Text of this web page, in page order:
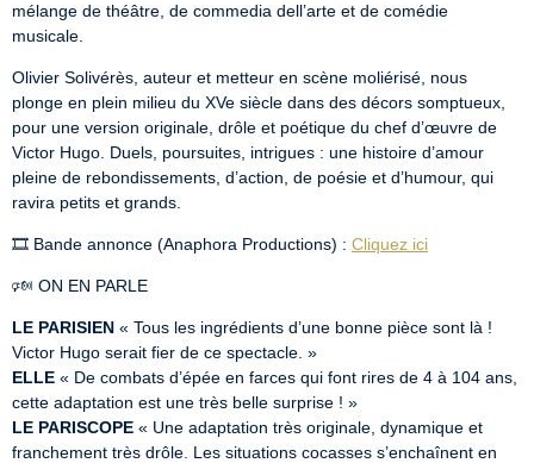
mélange de théâtre, de commedia dell’arte et de comédie
musicale.
Olivier Solivérès, auteur et metteur en scène moliérisé, nous
plonge en plein milieu du XVe siècle dans des décors somptueux,
pour une version originale, drôle et poétique du chef d’œuvre de
Victor Hugo. Duels, poursuites, intrigues : une histoire d’amour
pleine de rebondissements, d’action, de poésie et d’humour, qui
ravira petits et grands.
🎞️ Bande annonce (Anaphora Productions) : Cliquez ici
🕬 ON EN PARLE
LE PARISIEN « Tous les ingrédients d’une bonne pièce sont là !
ELLE « De combats d’épée en farces qui font rires de 4 à 104 ans,
LE PARISCOPE « Une adaptation très originale, dynamique et
franchement très drôle. Les situations cocasses s’enchaînent en